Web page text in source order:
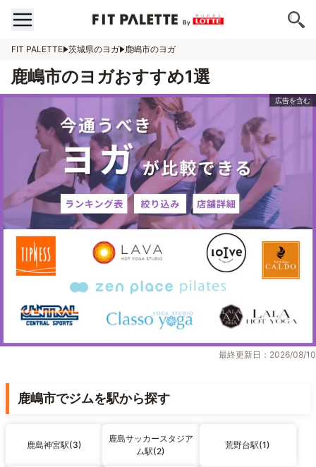
FIT PALETTE 茨城県のヨガ 鹿嶋市のヨガ
鹿嶋市のヨガおすすめ1選
最終更新日：2026/08/10
鹿嶋市でジムを駅から探す
鹿島神宮駅(3)
鹿島サッカースタジア
ム駅(2)
荒野台駅(1)